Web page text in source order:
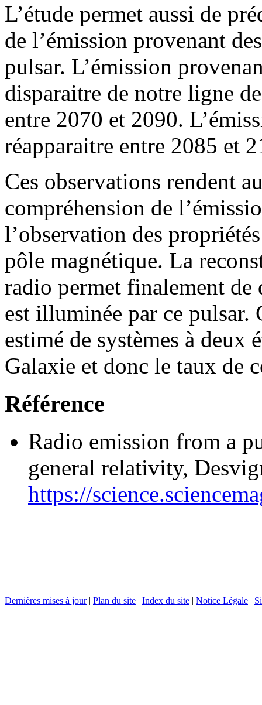
L’étude permet aussi de
de l’émission provenant
pulsar. L’émission
disparaitre de notre ligne
entre 2070 et 2090.
réapparaitre entre 2085 et
Ces observations rendent
compréhension de
l’observation des
pôle magnétique. La
radio permet finalement
est illuminée par ce pulsar.
estimé de systèmes à deux
Galaxie et donc le taux de
Référence
Radio emission from a
general relativity,
https://
Dernières mises à jour| Plan du site | Index du site | Notice Légale |